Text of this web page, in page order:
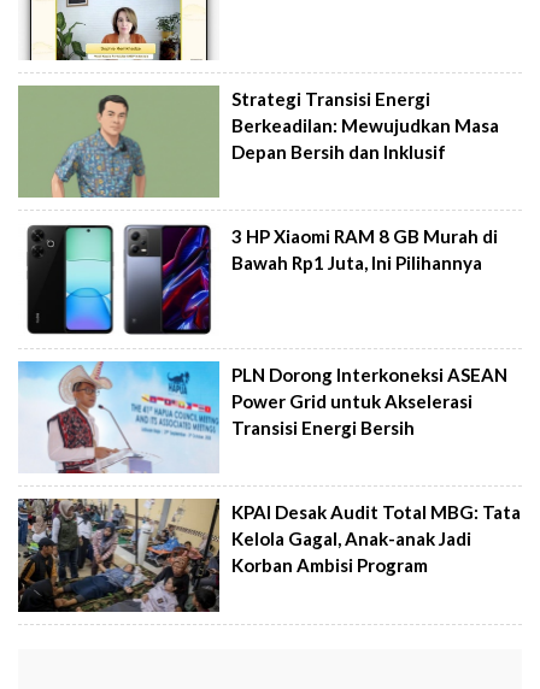
Strategi Transisi Energi
Berkeadilan: Mewujudkan Masa
Depan Bersih dan Inklusif
3 HP Xiaomi RAM 8 GB Murah di
Bawah Rp1 Juta, Ini Pilihannya
PLN Dorong Interkoneksi ASEAN
Power Grid untuk Akselerasi
Transisi Energi Bersih
KPAI Desak Audit Total MBG: Tata
Kelola Gagal, Anak-anak Jadi
Korban Ambisi Program